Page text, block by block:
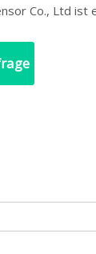
Co., Ltd ist